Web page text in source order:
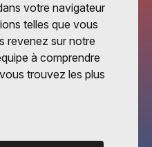
votre navigateur
telles que vous
revenez sur notre
à comprendre
trouvez les plus